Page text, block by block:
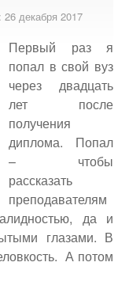
декабря 2017
Первый раз я
попал в свой вуз
через двадцать
лет после
получения
диплома. Попал
– чтобы
рассказать
преподавателям
да и
глазами. В
А потом